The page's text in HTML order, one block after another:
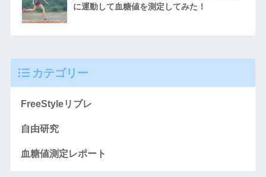
に運動して血糖値を測定してみた！
カテゴリー
FreeStyleリブレ
自由研究
血糖値測定レポート